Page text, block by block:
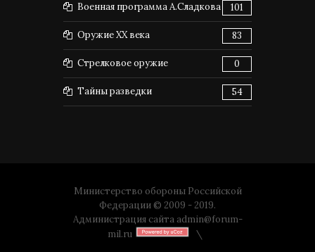
Военная программа А.Сладкова 101
Оружие XX века 83
Стрелковое оружие 0
Тайны разведки 54
Министерство обороны Российской
Федерации © 2009 - 2019.
Администрация сайта admin@forum-
mil.ru